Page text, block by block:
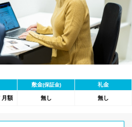
敷金(保証金) 礼金
月額 無し 無し